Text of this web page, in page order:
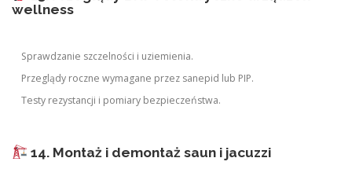
wellness
Sprawdzanie szczelności i uziemienia.
Przeglądy roczne wymagane przez sanepid lub PIP.
Testy rezystancji i pomiary bezpieczeństwa.
14. Montaż i demontaż saun i jacuzzi